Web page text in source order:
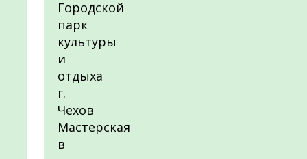
Городской
парк
культуры
и
отдыха
г.
Чехов
Мастерская
в